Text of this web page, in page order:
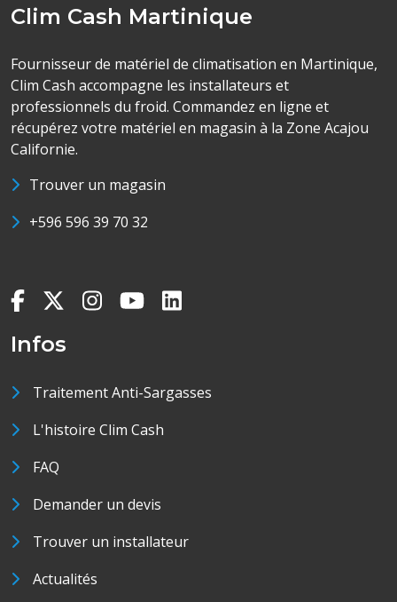
Clim Cash Martinique
Fournisseur de matériel de climatisation en Martinique,
Clim Cash accompagne les installateurs et
professionnels du froid. Commandez en ligne et
récupérez votre matériel en magasin à la Zone Acajou
Californie.
Trouver un magasin
+596 596 39 70 32
Infos
Traitement Anti-Sargasses
L'histoire Clim Cash
FAQ
Demander un devis
Trouver un installateur
Actualités